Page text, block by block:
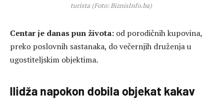
turista (Foto: BiznisInfo.ba)
Centar je danas pun života: od porodičnih kupovina,
preko poslovnih sastanaka, do večernjih druženja u
ugostiteljskim objektima.
Ilidža napokon dobila objekat kakav